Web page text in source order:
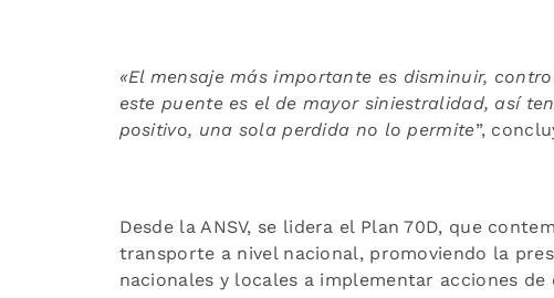
«El mensaje más importante es disminuir,
este puente es el de mayor siniestralidad, así
positivo, una sola perdida no lo permite”,
Desde la ANSV, se lidera el Plan 70D, que
transporte a nivel nacional, promoviendo la
nacionales y locales a implementar acciones